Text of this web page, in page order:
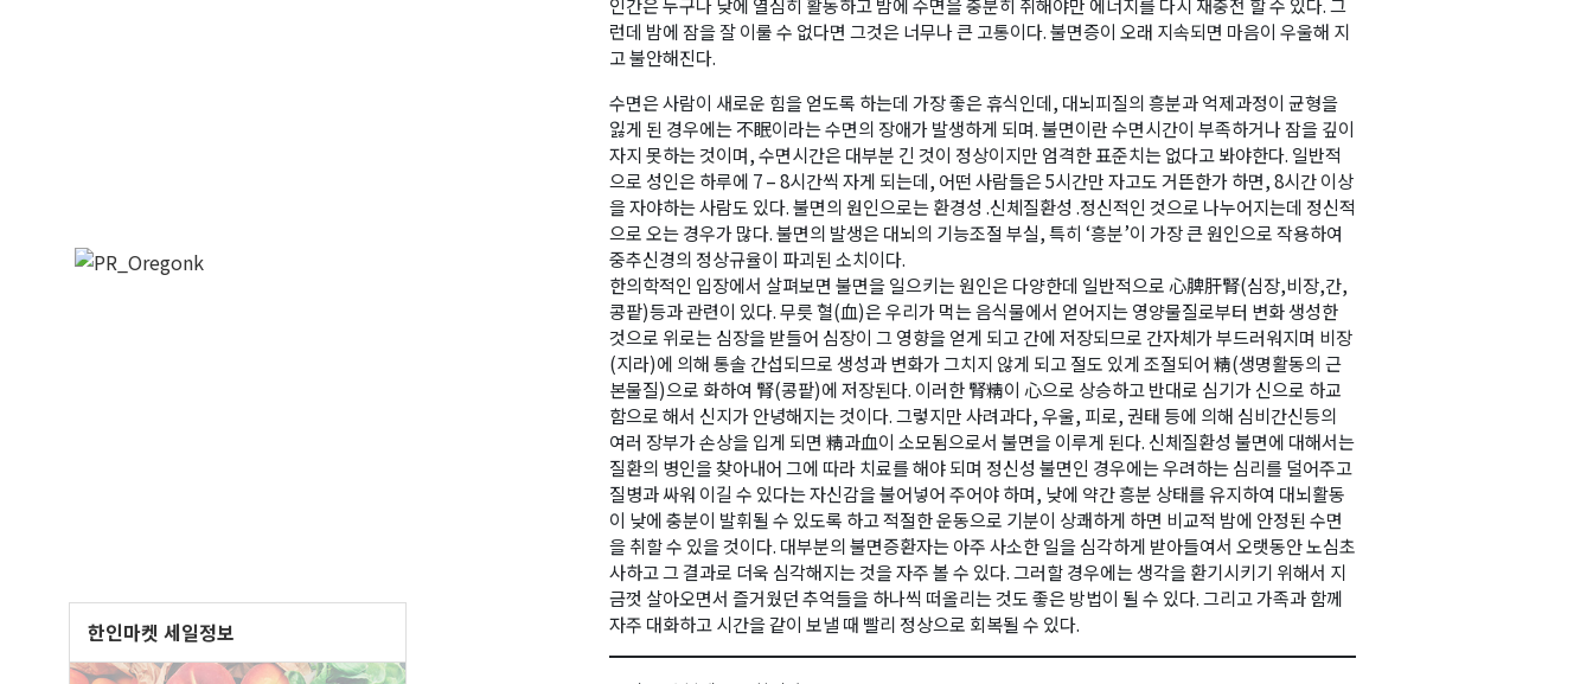
한인마켓 세일정보
런데 밤에 잠을 잘 이룰 수 없다면 그것은 너무나 큰 고통이다. 불면증이 오래 지속되면 마음이 우울해 지
고 불안해진다.
수면은 사람이 새로운 힘을 얻도록 하는데 가장 좋은 휴식인데, 대뇌피질의 흥분과 억제과정이 균형을
잃게 된 경우에는 不眠이라는 수면의 장애가 발생하게 되며. 불면이란 수면시간이 부족하거나 잠을 깊이
자지 못하는 것이며, 수면시간은 대부분 긴 것이 정상이지만 엄격한 표준치는 없다고 봐야한다. 일반적
으로 성인은 하루에 7 – 8시간씩 자게 되는데, 어떤 사람들은 5시간만 자고도 거뜬한가 하면, 8시간 이상
을 자야하는 사람도 있다. 불면의 원인으로는 환경성 .신체질환성 .정신적인 것으로 나누어지는데 정신적
으로 오는 경우가 많다. 불면의 발생은 대뇌의 기능조절 부실, 특히 ‘흥분’이 가장 큰 원인으로 작용하여
중추신경의 정상규율이 파괴된 소치이다.
한의학적인 입장에서 살펴보면 불면을 일으키는 원인은 다양한데 일반적으로 心脾肝腎(심장,비장,간,
콩팥)등과 관련이 있다. 무릇 혈(血)은 우리가 먹는 음식물에서 얻어지는 영양물질로부터 변화 생성한
것으로 위로는 심장을 받들어 심장이 그 영향을 얻게 되고 간에 저장되므로 간자체가 부드러워지며 비장
(지라)에 의해 통솔 간섭되므로 생성과 변화가 그치지 않게 되고 절도 있게 조절되어 精(생명활동의 근
본물질)으로 화하여 腎(콩팥)에 저장된다. 이러한 腎精이 心으로 상승하고 반대로 심기가 신으로 하교
함으로 해서 신지가 안녕해지는 것이다. 그렇지만 사려과다, 우울, 피로, 권태 등에 의해 심비간신등의
여러 장부가 손상을 입게 되면 精과血이 소모됨으로서 불면을 이루게 된다. 신체질환성 불면에 대해서는
질환의 병인을 찾아내어 그에 따라 치료를 해야 되며 정신성 불면인 경우에는 우려하는 심리를 덜어주고
질병과 싸워 이길 수 있다는 자신감을 불어넣어 주어야 하며, 낮에 약간 흥분 상태를 유지하여 대뇌활동
이 낮에 충분이 발휘될 수 있도록 하고 적절한 운동으로 기분이 상쾌하게 하면 비교적 밤에 안정된 수면
을 취할 수 있을 것이다. 대부분의 불면증환자는 아주 사소한 일을 심각하게 받아들여서 오랫동안 노심초
사하고 그 결과로 더욱 심각해지는 것을 자주 볼 수 있다. 그러할 경우에는 생각을 환기시키기 위해서 지
금껏 살아오면서 즐거웠던 추억들을 하나씩 떠올리는 것도 좋은 방법이 될 수 있다. 그리고 가족과 함께
자주 대화하고 시간을 같이 보낼 때 빨리 정상으로 회복될 수 있다.